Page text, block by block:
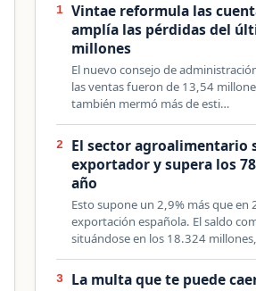
1
Vintae reformula las
amplía las pérdidas del
millones
El nuevo consejo de
las ventas fueron de 13,54
también mermó más de esti…
2
El sector agroalimentario
exportador y supera los
año
Esto supone un 2,9% más que
exportación española. El saldo
situándose en los 18.324
3
La multa que te puede